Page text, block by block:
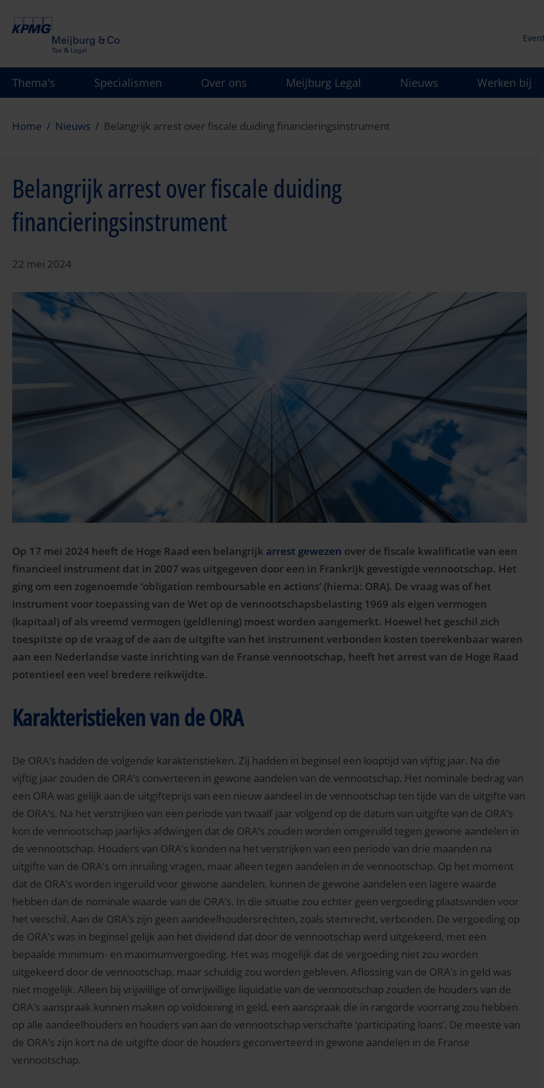
gaan
Thema's Specialismen Over ons Meijburg Legal Nieuws Werken bij
Home Nieuws Belangrijk arrest over fiscale duiding financieringsinstrument
Belangrijk arrest over fiscale duiding
financieringsinstrument
22 mei 2024
Op 17 mei 2024 heeft de Hoge Raad een belangrijk arrest gewezen over de fiscale kwalificatie van een
financieel instrument dat in 2007 was uitgegeven door een in Frankrijk gevestigde vennootschap. Het
ging om een zogenoemde ‘obligation remboursable en actions’ (hierna: ORA). De vraag was of het
instrument voor toepassing van de Wet op de vennootschapsbelasting 1969 als eigen vermogen
(kapitaal) of als vreemd vermogen (geldlening) moest worden aangemerkt. Hoewel het geschil zich
toespitste op de vraag of de aan de uitgifte van het instrument verbonden kosten toerekenbaar waren
aan een Nederlandse vaste inrichting van de Franse vennootschap, heeft het arrest van de Hoge Raad
potentieel een veel bredere reikwijdte.
Karakteristieken van de ORA
De ORA’s hadden de volgende karakteristieken. Zij hadden in beginsel een looptijd van vijftig jaar. Na die
vijftig jaar zouden de ORA’s converteren in gewone aandelen van de vennootschap. Het nominale bedrag van
een ORA was gelijk aan de uitgifteprijs van een nieuw aandeel in de vennootschap ten tijde van de uitgifte van
de ORA’s. Na het verstrijken van een periode van twaalf jaar volgend op de datum van uitgifte van de ORA’s
kon de vennootschap jaarlijks afdwingen dat de ORA’s zouden worden omgeruild tegen gewone aandelen in
de vennootschap. Houders van ORA’s konden na het verstrijken van een periode van drie maanden na
uitgifte van de ORA’s om inruiling vragen, maar alleen tegen aandelen in de vennootschap. Op het moment
dat de ORA’s worden ingeruild voor gewone aandelen, kunnen de gewone aandelen een lagere waarde
hebben dan de nominale waarde van de ORA’s. In die situatie zou echter geen vergoeding plaatsvinden voor
het verschil. Aan de ORA’s zijn geen aandeelhoudersrechten, zoals stemrecht, verbonden. De vergoeding op
de ORA’s was in beginsel gelijk aan het dividend dat door de vennootschap werd uitgekeerd, met een
bepaalde minimum- en maximumvergoeding. Het was mogelijk dat de vergoeding niet zou worden
uitgekeerd door de vennootschap, maar schuldig zou worden gebleven. Aflossing van de ORA’s in geld was
niet mogelijk. Alleen bij vrijwillige of onvrijwillige liquidatie van de vennootschap zouden de houders van de
ORA’s aanspraak kunnen maken op voldoening in geld, een aanspraak die in rangorde voorrang zou hebben
op alle aandeelhouders en houders van aan de vennootschap verschafte ‘participating loans’. De meeste van
de ORA’s zijn kort na de uitgifte door de houders geconverteerd in gewone aandelen in de Franse
vennootschap.